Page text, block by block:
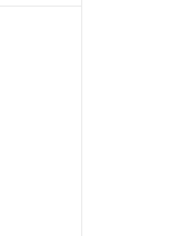
前，公
产品、